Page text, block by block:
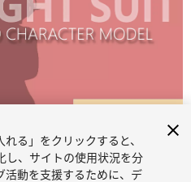
1 /6
る」をクリックすると、
し、サイトの使用状況を分
活動を支援するために、デ